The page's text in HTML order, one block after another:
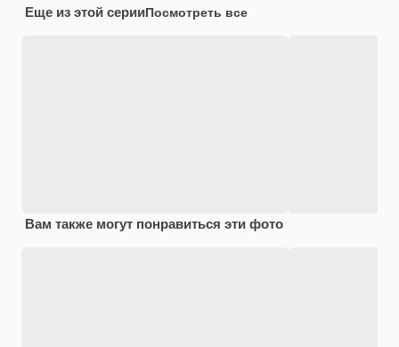
Еще из этой серииПосмотреть все
Вам также могут понравиться эти фото